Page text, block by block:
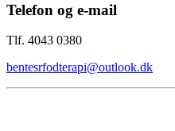
Telefon og e-mail
Tlf. 4043 0380
bentesrfodterapi@outlook.dk